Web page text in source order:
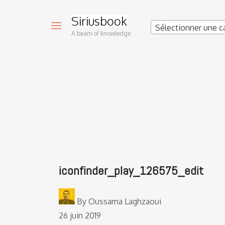
Siriusbook
A beam of knowledge
Sélectionner une
iconfinder_play_126575_edit
By Oussama Laghzaoui
26 juin 2019